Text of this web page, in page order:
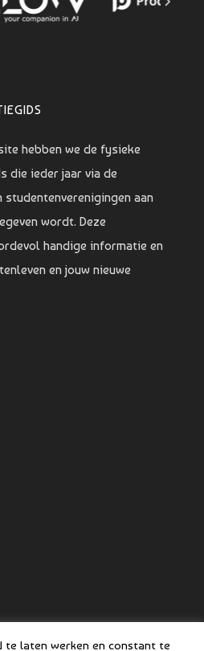
hebben we de fysieke
die ieder jaar via de
aan
wordt. Deze
handige informatie en
en jouw nieuwe
te laten werken en constant te